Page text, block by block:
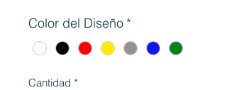
Color del Diseño *
Cantidad *